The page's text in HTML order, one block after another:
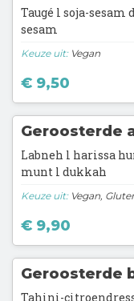
Taugé l soja-
sesam
Keuze uit:Vegan
€ 9,50
Geroosterde
Labneh l harissa
munt l dukkah
Keuze uit:Vegan,
€ 9,90
Geroosterde
Tahini-